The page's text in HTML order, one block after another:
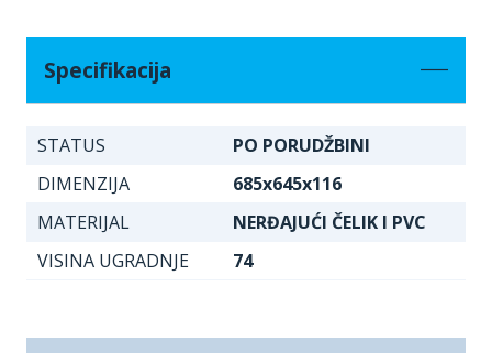
Specifikacija
STATUS
PO PORUDŽBINI
DIMENZIJA
685x645x116
MATERIJAL
NERĐAJUĆI ČELIK I PVC
VISINA UGRADNJE
74